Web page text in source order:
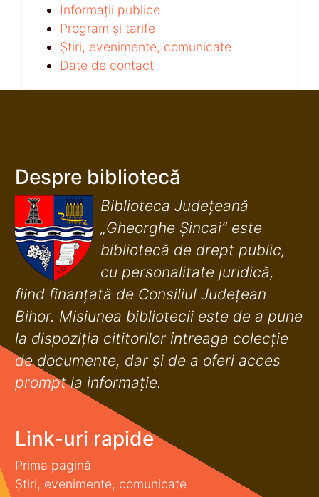
Informații publice
Program și tarife
Știri, evenimente, comunicate
Date de contact
Despre bibliotecă
Biblioteca Județeană
„Gheorghe Șincai” este
bibliotecă de drept public,
cu personalitate juridică,
fiind finanţată de Consiliul Judeţean
Bihor. Misiunea bibliotecii este de a pune
la dispoziţia cititorilor întreaga colecţie
de documente, dar şi de a oferi acces
prompt la informaţie.
Link-uri rapide
Prima pagină
Știri, evenimente, comunicate